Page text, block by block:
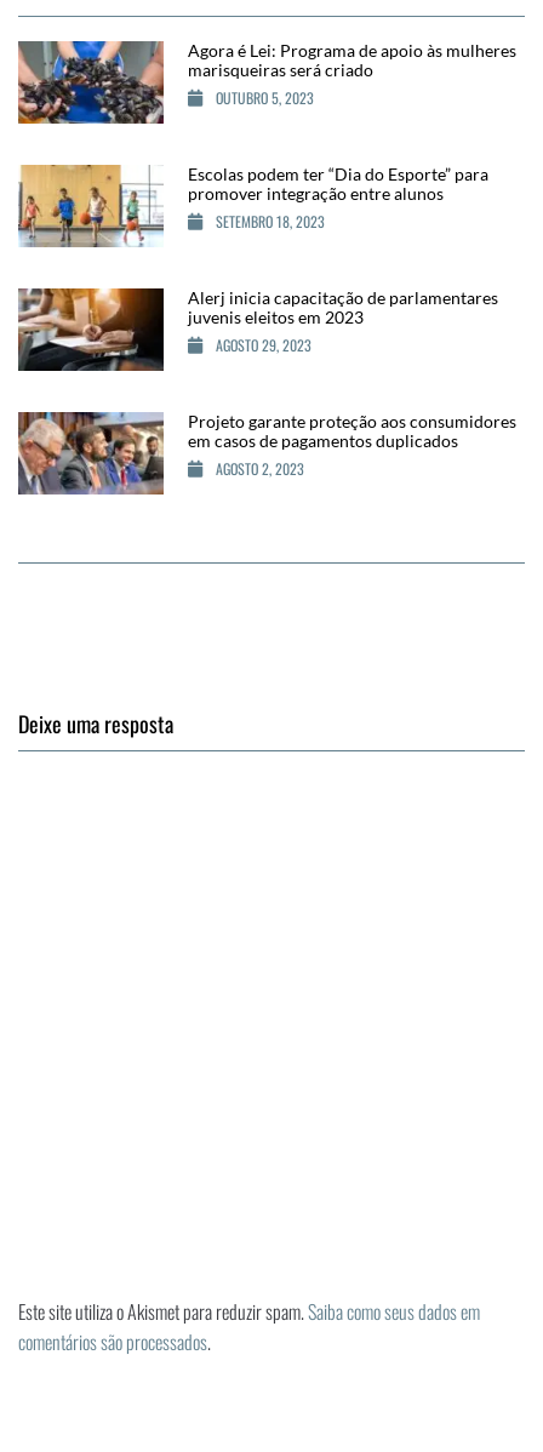
Agora é Lei: Programa de apoio às mulheres
marisqueiras será criado
OUTUBRO 5, 2023
Escolas podem ter “Dia do Esporte” para
promover integração entre alunos
SETEMBRO 18, 2023
Alerj inicia capacitação de parlamentares
juvenis eleitos em 2023
AGOSTO 29, 2023
Projeto garante proteção aos consumidores
em casos de pagamentos duplicados
AGOSTO 2, 2023
Deixe uma resposta
Este site utiliza o Akismet para reduzir spam.Saiba como seus dados em
comentários são processados.